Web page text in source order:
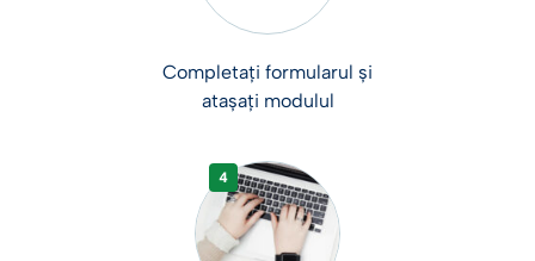
Completați formularul și
atașați modulul